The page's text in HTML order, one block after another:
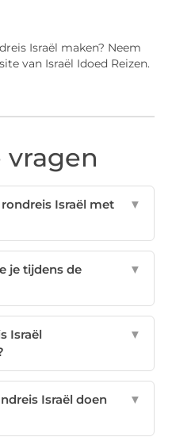
Israël maken? Neem
van Israël Idoed Reizen.
vragen
Israël met
▼
je tijdens de
▼
Israël
▼
Israël doen
▼